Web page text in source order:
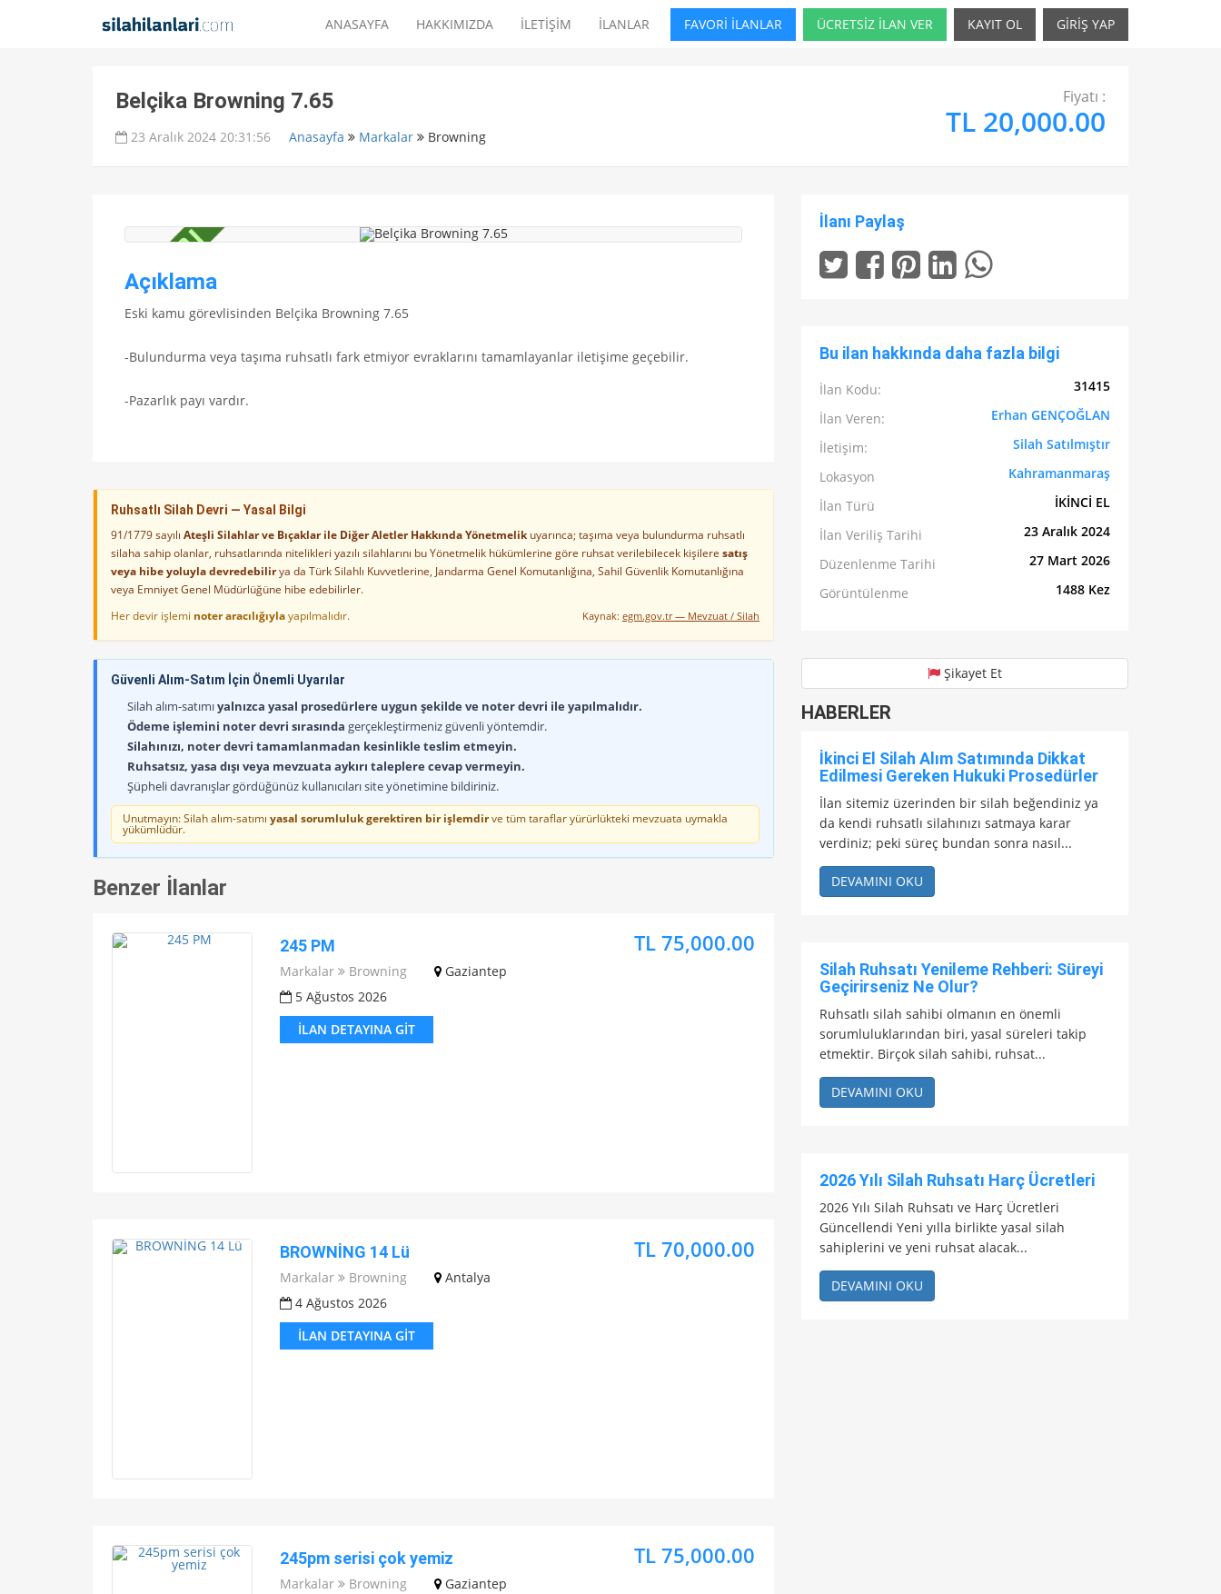
ANASAYFA HAKKIMIZDA İLETİŞİM İLANLAR FAVORİ İLANLAR ÜCRETSİZ İLAN VER KAYIT OL GİRİŞ YAP
Belçika Browning 7.65
23 Aralık 2024 20:31:56 Anasayfa Markalar Browning
Fiyatı :
TL 20,000.00
Açıklama
Eski kamu görevlisinden Belçika Browning 7.65
-Bulundurma veya taşıma ruhsatlı fark etmiyor evraklarını tamamlayanlar iletişime geçebilir.
-Pazarlık payı vardır.
Ruhsatlı Silah Devri — Yasal Bilgi
91/1779 sayılı Ateşli Silahlar ve Bıçaklar ile Diğer Aletler Hakkında Yönetmelikuyarınca; taşıma veya bulundurma ruhsatlı
silaha sahip olanlar, ruhsatlarında nitelikleri yazılı silahlarını bu Yönetmelik hükümlerine göre ruhsat verilebilecek kişilere satış
veya hibe yoluyla devredebilirya da Türk Silahlı Kuvvetlerine, Jandarma Genel Komutanlığına, Sahil Güvenlik Komutanlığına
veya Emniyet Genel Müdürlüğüne hibe edebilirler.
Her devir işlemi noter aracılığıylayapılmalıdır. Kaynak: egm.gov.tr — Mevzuat / Silah
Güvenli Alım-Satım İçin Önemli Uyarılar
Silah alım-satımıyalnızca yasal prosedürlere uygun şekilde ve noter devri ile yapılmalıdır.
Ödeme işlemini noter devri sırasında gerçekleştirmeniz güvenli yöntemdir.
Silahınızı, noter devri tamamlanmadan kesinlikle teslim etmeyin.
Ruhsatsız, yasa dışı veya mevzuata aykırı taleplere cevap vermeyin.
Şüpheli davranışlar gördüğünüz kullanıcıları site yönetimine bildiriniz.
Unutmayın: Silah alım-satımı yasal sorumluluk gerektiren bir işlemdirve tüm taraflar yürürlükteki mevzuata uymakla
yükümlüdür.
Benzer İlanlar
245 PM
Markalar Browning
Gaziantep
5 Ağustos 2026
İLAN DETAYINA GIT
TL 75,000.00
BROWNİNG 14 Lü
Markalar Browning
Antalya
4 Ağustos 2026
İLAN DETAYINA GIT
TL 70,000.00
245pm serisi çok yemiz
Markalar Browning
Gaziantep
TL 75,000.00
İlanı Paylaş
Bu ilan hakkında daha fazla bilgi
İlan Kodu:
31415
İlan Veren:
Erhan GENÇOĞLAN
İletişim:
Silah Satılmıştır
Lokasyon
Kahramanmaraş
İlan Türü
İKİNCİ EL
İlan Veriliş Tarihi
23 Aralık 2024
Düzenlenme Tarihi
27 Mart 2026
Görüntülenme
1488 Kez
Şikayet Et
HABERLER
İkinci El Silah Alım Satımında Dikkat
Edilmesi Gereken Hukuki Prosedürler
İlan sitemiz üzerinden bir silah beğendiniz ya
da kendi ruhsatlı silahınızı satmaya karar
verdiniz; peki süreç bundan sonra nasıl...
DEVAMINI OKU
Silah Ruhsatı Yenileme Rehberi: Süreyi
Geçirirseniz Ne Olur?
Ruhsatlı silah sahibi olmanın en önemli
sorumluluklarından biri, yasal süreleri takip
etmektir. Birçok silah sahibi, ruhsat...
DEVAMINI OKU
2026 Yılı Silah Ruhsatı Harç Ücretleri
2026 Yılı Silah Ruhsatı ve Harç Ücretleri
Güncellendi Yeni yılla birlikte yasal silah
sahiplerini ve yeni ruhsat alacak...
DEVAMINI OKU